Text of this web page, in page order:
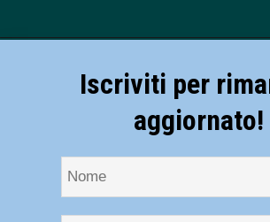
Iscriviti per
aggiornato!